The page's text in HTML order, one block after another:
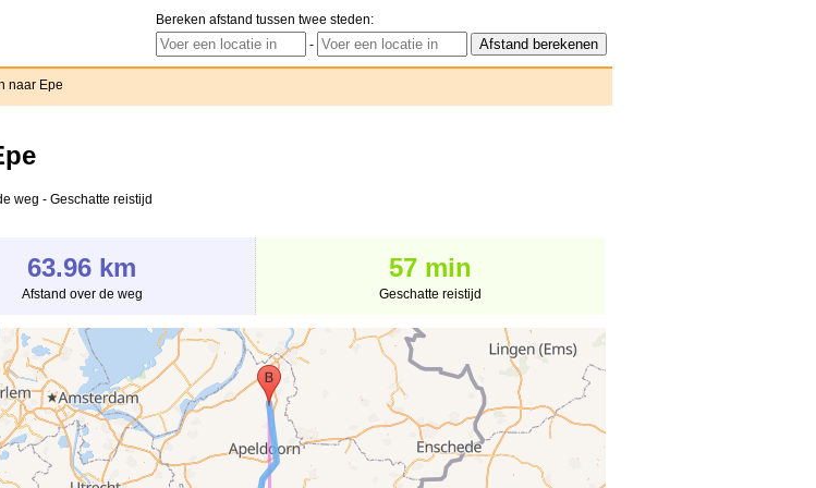
Bereken afstand tussen twee steden:
-
naar Epe
weg - Geschatte reistijd
63.96 km
Afstand over de weg
57 min
Geschatte reistijd